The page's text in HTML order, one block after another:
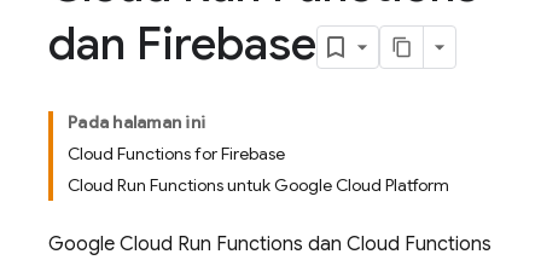
dan Firebase
Pada halaman ini
Cloud Functions for Firebase
Cloud Run Functions untuk Google Cloud Platform
Google Cloud Run Functions dan Cloud Functions